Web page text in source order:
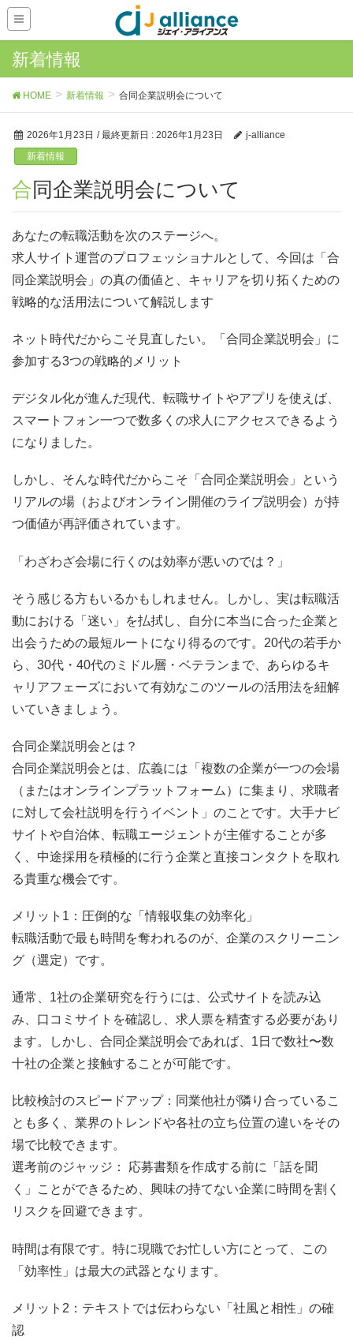
新着情報
HOME 新着情報 合同企業説明会について
2026年1月23日 / 最終更新日 : 2026年1月23日
j-alliance
新着情報
合同企業説明会について
あなたの転職活動を次のステージへ。
求人サイト運営のプロフェッショナルとして、今回は「合
同企業説明会」の真の価値と、キャリアを切り拓くための
戦略的な活用法について解説します
ネット時代だからこそ見直したい。「合同企業説明会」に
参加する3つの戦略的メリット
デジタル化が進んだ現代、転職サイトやアプリを使えば、
スマートフォン一つで数多くの求人にアクセスできるよう
になりました。
しかし、そんな時代だからこそ「合同企業説明会」という
リアルの場（およびオンライン開催のライブ説明会）が持
つ価値が再評価されています。
「わざわざ会場に行くのは効率が悪いのでは？」
そう感じる方もいるかもしれません。しかし、実は転職活
動における「迷い」を払拭し、自分に本当に合った企業と
出会うための最短ルートになり得るのです。20代の若手か
ら、30代・40代のミドル層・ベテランまで、あらゆるキ
ャリアフェーズにおいて有効なこのツールの活用法を紐解
いていきましょう。
合同企業説明会とは？
合同企業説明会とは、広義には「複数の企業が一つの会場
（またはオンラインプラットフォーム）に集まり、求職者
に対して会社説明を行うイベント」のことです。大手ナビ
サイトや自治体、転職エージェントが主催することが多
く、中途採用を積極的に行う企業と直接コンタクトを取れ
る貴重な機会です。
メリット1：圧倒的な「情報収集の効率化」
転職活動で最も時間を奪われるのが、企業のスクリーニン
グ（選定）です。
通常、1社の企業研究を行うには、公式サイトを読み込
み、口コミサイトを確認し、求人票を精査する必要があり
ます。しかし、合同企業説明会であれば、1日で数社〜数
十社の企業と接触することが可能です。
比較検討のスピードアップ：同業他社が隣り合っているこ
とも多く、業界のトレンドや各社の立ち位置の違いをその
場で比較できます。
選考前のジャッジ： 応募書類を作成する前に「話を聞
く」ことができるため、興味の持てない企業に時間を割く
リスクを回避できます。
時間は有限です。特に現職でお忙しい方にとって、この
「効率性」は最大の武器となります。
メリット2：テキストでは伝わらない「社風と相性」の確
認